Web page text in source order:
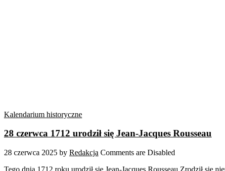
Kalendarium historyczne
28 czerwca 1712 urodził się Jean-Jacques Rousseau
28 czerwca 2025 by Redakcja Comments are Disabled